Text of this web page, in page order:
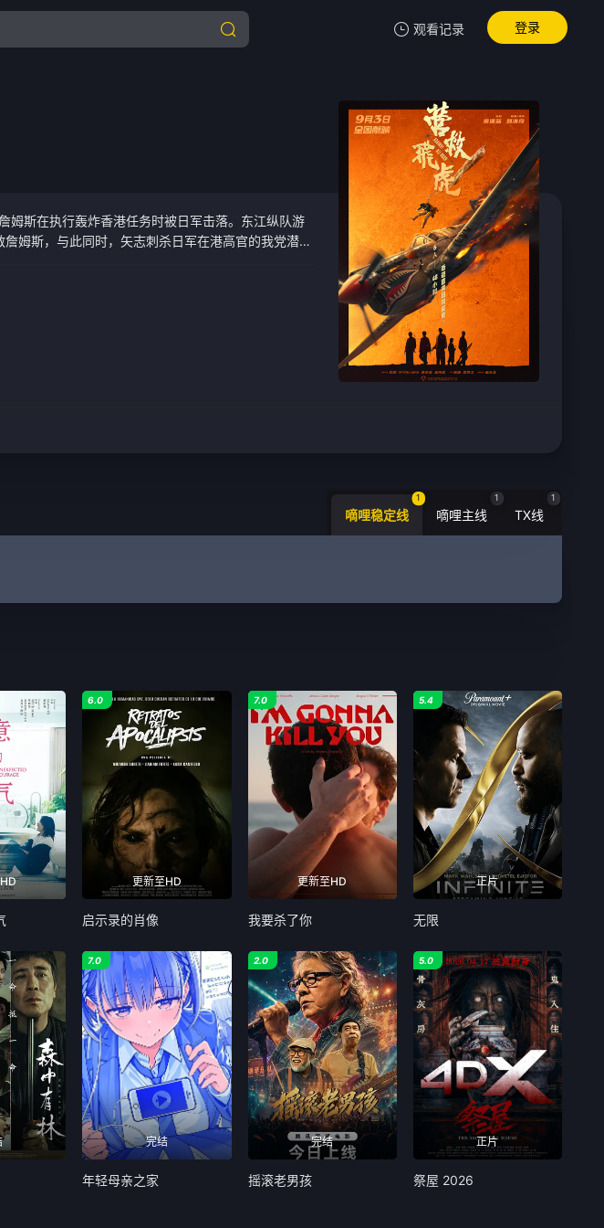
观看记录
暂无观看影片的记录
登录
姆斯在执行轰炸香港任务时被日军击落。东江纵队游
姆斯，与此同时，矢志刺杀日军在港高官的我党潜伏
命相搏，最终在大鹏湾的血色黎明中小队绝地突围、
嘀哩稳定线
1
嘀哩主线
1
TX线
1
更新至HD
6.0
启示录的肖像
更新至HD
7.0
我要杀了你
正片
5.4
无限
完结
7.0
年轻母亲之家
完结
2.0
摇滚老男孩
正片
5.0
祭屋 2026